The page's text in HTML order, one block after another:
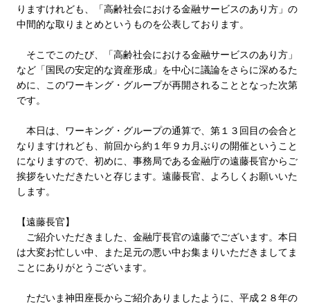
りますけれども、「高齢社会における金融サービスのあり方」の
中間的な取りまとめというものを公表しております。
そこでこのたび、「高齢社会における金融サービスのあり方」
など「国民の安定的な資産形成」を中心に議論をさらに深めるた
めに、このワーキング・グループが再開されることとなった次第
です。
本日は、ワーキング・グループの通算で、第１３回目の会合と
なりますけれども、前回から約１年９カ月ぶりの開催ということ
になりますので、初めに、事務局である金融庁の遠藤長官からご
挨拶をいただきたいと存じます。遠藤長官、よろしくお願いいた
します。
【遠藤長官】
ご紹介いただきました、金融庁長官の遠藤でございます。本日
は大変お忙しい中、また足元の悪い中お集まりいただきましてま
ことにありがとうございます。
ただいま神田座長からご紹介ありましたように、平成２８年の